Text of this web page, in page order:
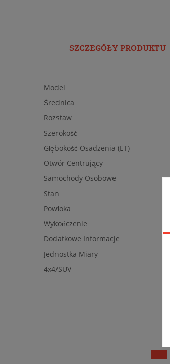
SZCZEGÓŁY PRODUKTU
Model
Średnica
Rozstaw
Szerokość
Głębokość Osadzenia (ET)
Otwór Centrujący
Samochody Osobowe
Stan
Powłoka
Wykończenie
Dodatkowe Informacje
Jednostka Miary
4x4/SUV